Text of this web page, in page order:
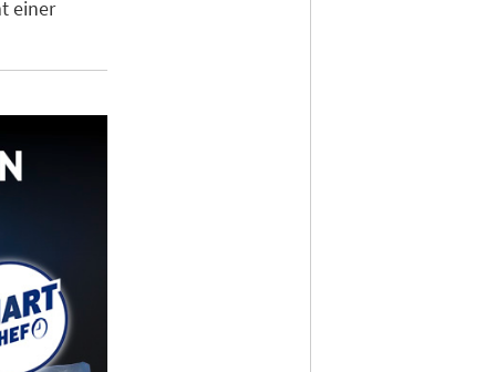
einer